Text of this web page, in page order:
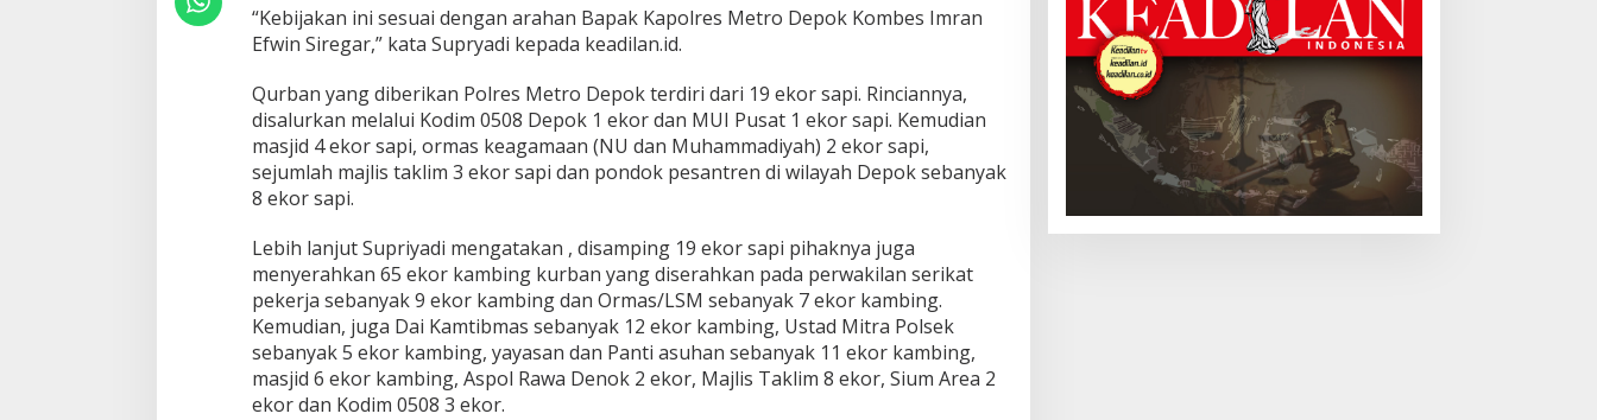
“Kebijakan ini sesuai dengan arahan Bapak Kapolres Metro Depok Kombes Imran
Efwin Siregar,” kata Supryadi kepada keadilan.id.
Qurban yang diberikan Polres Metro Depok terdiri dari 19 ekor sapi. Rinciannya,
disalurkan melalui Kodim 0508 Depok 1 ekor dan MUI Pusat 1 ekor sapi. Kemudian
masjid 4 ekor sapi, ormas keagamaan (NU dan Muhammadiyah) 2 ekor sapi,
sejumlah majlis taklim 3 ekor sapi dan pondok pesantren di wilayah Depok sebanyak
8 ekor sapi.
Lebih lanjut Supriyadi mengatakan , disamping 19 ekor sapi pihaknya juga
menyerahkan 65 ekor kambing kurban yang diserahkan pada perwakilan serikat
pekerja sebanyak 9 ekor kambing dan Ormas/LSM sebanyak 7 ekor kambing.
Kemudian, juga Dai Kamtibmas sebanyak 12 ekor kambing, Ustad Mitra Polsek
sebanyak 5 ekor kambing, yayasan dan Panti asuhan sebanyak 11 ekor kambing,
masjid 6 ekor kambing, Aspol Rawa Denok 2 ekor, Majlis Taklim 8 ekor, Sium Area 2
ekor dan Kodim 0508 3 ekor.